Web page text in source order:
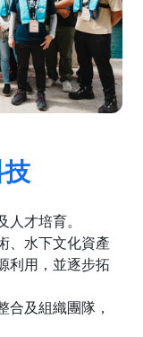
才培育。
、水下文化資產
利用，並逐步拓
合及組織團隊，